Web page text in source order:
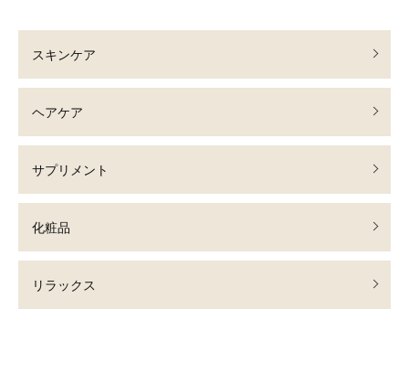
スキンケア
ヘアケア
サプリメント
化粧品
リラックス